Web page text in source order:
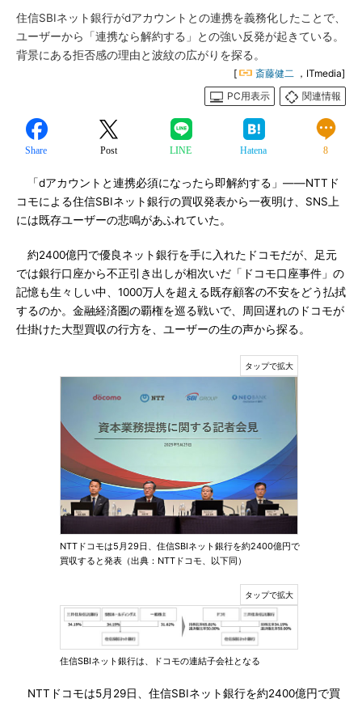
住信SBIネット銀行がdアカウントとの連携を義務化したことで、
ユーザーから「連携なら解約する」との強い反発が起きている。
背景にある拒否感の理由と波紋の広がりを探る。
[ 斎藤健二 ，ITmedia]
PC用表示
関連情報
Share Post LINE Hatena 8
「dアカウントと連携必須になったら即解約する」――NTTド
コモによる住信SBIネット銀行の買収発表から一夜明け、SNS上
には既存ユーザーの悲鳴があふれていた。
約2400億円で優良ネット銀行を手に入れたドコモだが、足元
では銀行口座から不正引き出しが相次いだ「ドコモ口座事件」の
記憶も生々しい中、1000万人を超える既存顧客の不安をどう払拭
するのか。金融経済圏の覇権を巡る戦いで、周回遅れのドコモが
仕掛けた大型買収の行方を、ユーザーの生の声から探る。
NTTドコモは5月29日、住信SBIネット銀行を約2400億円で
買収すると発表（出典：NTTドコモ、以下同）
住信SBIネット銀行は、ドコモの連結子会社となる
NTTドコモは5月29日、住信SBIネット銀行を約2400億円で買